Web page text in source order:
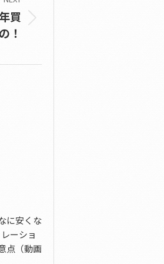
買
！
に安くな
ーショ
点（動画